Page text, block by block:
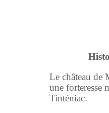
Le château de
une forteresse
Tinténiac.